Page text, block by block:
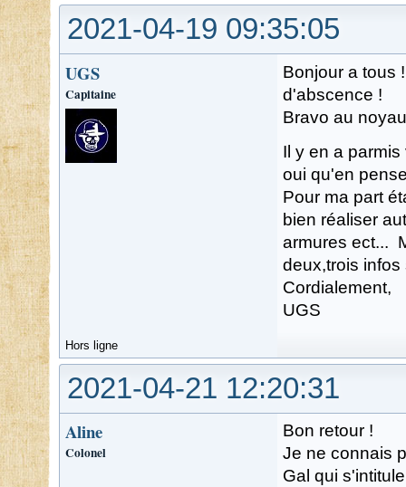
2021-04-19 09:35:05
UGS
Capitaine
Bonjour a tous
d'abscence !
Bravo au
Il y en a
oui qu'en
Pour ma part
bien réaliser
armures ect...
deux,trois
Cordialement,
UGS
Hors ligne
2021-04-21 12:20:31
Aline
Colonel
Bon retour !
Je ne connais
Gal qui